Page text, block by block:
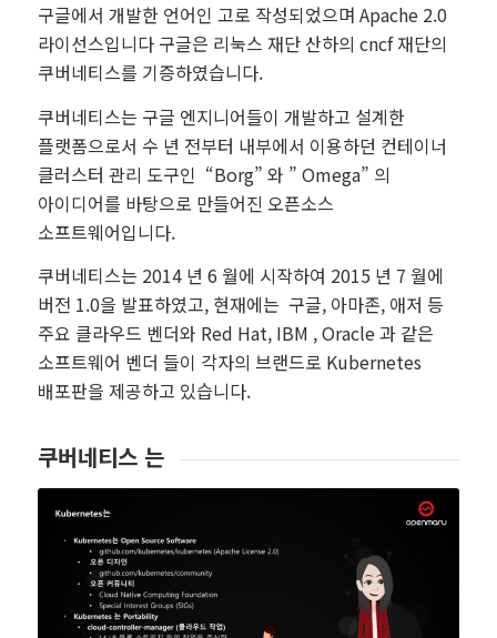
구글에서 개발한 언어인 고로 작성되었으며 Apache 2.0
라이선스입니다 구글은 리눅스 재단 산하의 cncf 재단의
쿠버네티스를 기증하였습니다.
쿠버네티스는 구글 엔지니어들이 개발하고 설계한
플랫폼으로서 수 년 전부터 내부에서 이용하던 컨테이너
클러스터 관리 도구인 “Borg” 와 ” Omega” 의
아이디어를 바탕으로 만들어진 오픈소스
소프트웨어입니다.
쿠버네티스는 2014 년 6 월에 시작하여 2015 년 7 월에
버전 1.0을 발표하였고, 현재에는 구글, 아마존, 애저 등
주요 클라우드 벤더와 Red Hat, IBM , Oracle 과 같은
소프트웨어 벤더 들이 각자의 브랜드로 Kubernetes
배포판을 제공하고 있습니다.
쿠버네티스 는